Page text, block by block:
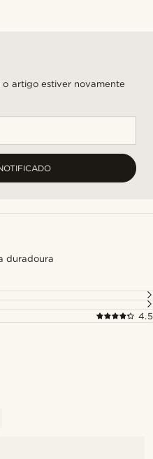
artigo estiver novamente
duradoura
4.5